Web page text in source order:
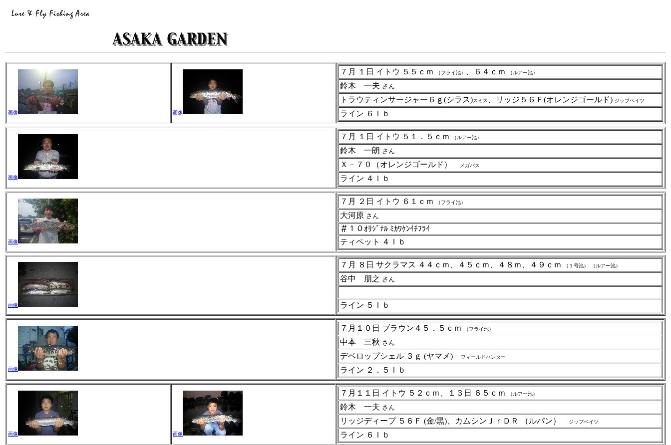
画像 画像
７月 １日 イトウ ５５ｃｍ （フライ池） 、６４ｃｍ （ルアー池）
鈴木 一夫 さん
トラウティンサージャー６ｇ(シラス)スミス 、リッジ５６Ｆ(オレンジゴールド) ジップベイツ
ライン ６ｌｂ
画像
７月 １日 イトウ ５１．５ｃｍ （ルアー池）
鈴木 一朗 さん
Ｘ－７０（オレンジゴールド） メガバス
ライン ４ｌｂ
画像
７月 ２日 イトウ ６１ｃｍ （フライ池）
大河原 さん
＃１０ｵﾘｼﾞﾅﾙ ﾐｶﾜｹﾝｲﾁﾌﾗｲ
ティペット ４ｌｂ
画像
７月 ８日 サクラマス ４４ｃｍ、４５ｃｍ、４８ｍ、４９ｃｍ （１号池） （ルアー池）
谷中 朋之 さん
ライン ５ｌｂ
画像
７月１０日 ブラウン４５．５ｃｍ （フライ池）
中本 三秋 さん
デベロップシェル ３ｇ (ヤマメ) フィールドハンター
ライン ２．５ｌｂ
画像 画像
７月１１日 イトウ ５２ｃｍ、１３日 ６５ｃｍ （ルアー池）
鈴木 一夫 さん
リッジディープ ５６Ｆ (金/黒)、カムシンＪｒＤＲ （ルパン） ジップベイツ
ライン ６ｌｂ